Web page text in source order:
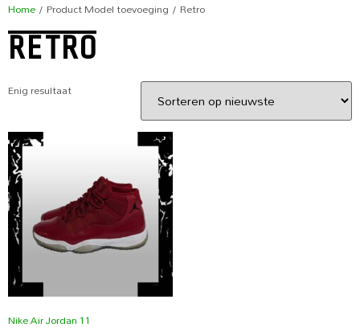
Home/ Product Model toevoeging / Retro
RETRO
Enig resultaat
Nike Air Jordan 11